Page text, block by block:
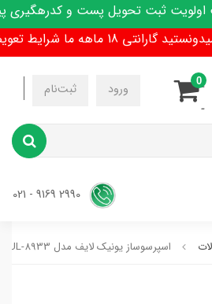
ثبت تحویل پست و کدرهگیری
شرایط تعویض هم داره !
ورود ثبت‌نام
-
-
0
اسپرسوساز یونیک لایف مدل UL-8933